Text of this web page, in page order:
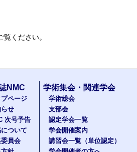
覧ください。
NMC
プページ
らせ
次号予告
ついて
員会
学術集会・関連学会
学術総会
支部会
認定学会一覧
学会開催案内
講習会一覧（単位認定）